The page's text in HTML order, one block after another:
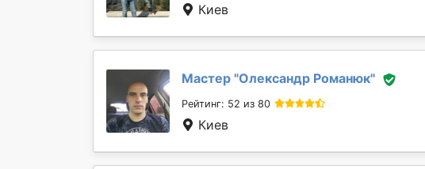
Киев
Мастер "Олександр Романюк"
Рейтинг: 52 из 80
Киев